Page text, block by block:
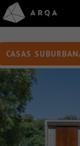
CASAS